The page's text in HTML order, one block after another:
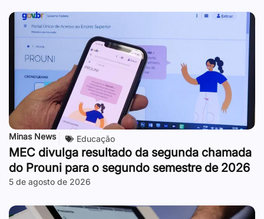
Minas News Educação
MEC divulga resultado da segunda chamada
do Prouni para o segundo semestre de 2026
5 de agosto de 2026